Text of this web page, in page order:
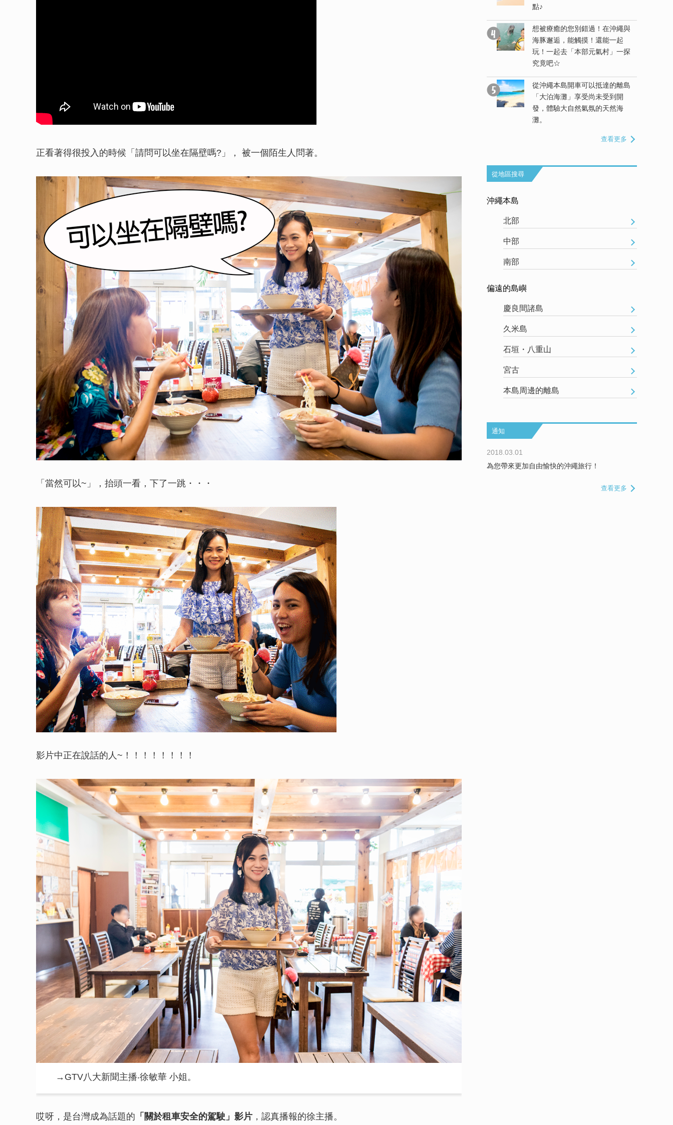
正看著得很投入的時候「請問可以坐在隔壁嗎?」， 被一個陌生人問著。
「當然可以~」，抬頭一看，下了一跳・・・
影片中正在說話的人~！！！！！！！！
→GTV八大新聞主播‧徐敏華 小姐。
哎呀，是台灣成為話題的 「關於租車安全的駕駛」影片 ，認真播報的徐主播。
點♪
想被療癒的您別錯過！在沖繩與
海豚邂逅，能觸摸！還能一起
玩！一起去「本部元氣村」一探
究竟吧☆
從沖繩本島開車可以抵達的離島
「大泊海灘」享受尚未受到開
發，體驗大自然氣氛的天然海
灘。
查看更多
從地區搜尋
沖繩本島
北部
中部
南部
偏遠的島嶼
慶良間諸島
久米島
石垣・八重山
宮古
本島周邊的離島
通知
2018.03.01
為您帶來更加自由愉快的沖繩旅行！
查看更多